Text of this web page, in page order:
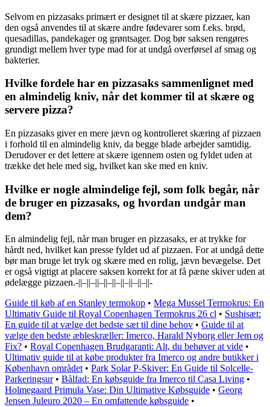
Selvom en pizzasaks primært er designet til at skære pizzaer, kan
den også anvendes til at skære andre fødevarer som f.eks. brød,
quesadillas, pandekager og grøntsager. Dog bør saksen rengøres
grundigt mellem hver type mad for at undgå overførsel af smag og
bakterier.
Hvilke fordele har en pizzasaks sammenlignet med
en almindelig kniv, når det kommer til at skære og
servere pizza?
En pizzasaks giver en mere jævn og kontrolleret skæring af pizzaen
i forhold til en almindelig kniv, da begge blade arbejder samtidig.
Derudover er det lettere at skære igennem osten og fyldet uden at
trække det hele med sig, hvilket kan ske med en kniv.
Hvilke er nogle almindelige fejl, som folk begår, når
de bruger en pizzasaks, og hvordan undgår man
dem?
En almindelig fejl, når man bruger en pizzasaks, er at trykke for
hårdt ned, hvilket kan presse fyldet ud af pizzaen. For at undgå dette
bør man bruge let tryk og skære med en rolig, jævn bevægelse. Det
er også vigtigt at placere saksen korrekt for at få pæne skiver uden at
ødelægge pizzaen.-||–||–||–||–||–||–||–||–||-
Guide til køb af en Stanley termokop • Mega Mussel Termokrus: En
Ultimativ Guide til Royal Copenhagen Termokrus 26 cl • Sushisæt:
En guide til at vælge det bedste sæt til dine behov • Guide til at
vælge den bedste æbleskræller: Imerco, Harald Nyborg eller Jem og
Fix? • Royal Copenhagen Brudgaranti: Alt, du behøver at vide •
Ultimativ guide til at købe produkter fra Imerco og andre butikker i
København området• Park Solar P-Skiver: En Guide til Solcelle-
Parkeringsur• Bålfad: En købsguide fra Imerco til Casa Living •
Holmegaard Primula Vase: Din Ultimative Købsguide • Georg
Jensen Juleuro 2020 – En omfattende købsguide •